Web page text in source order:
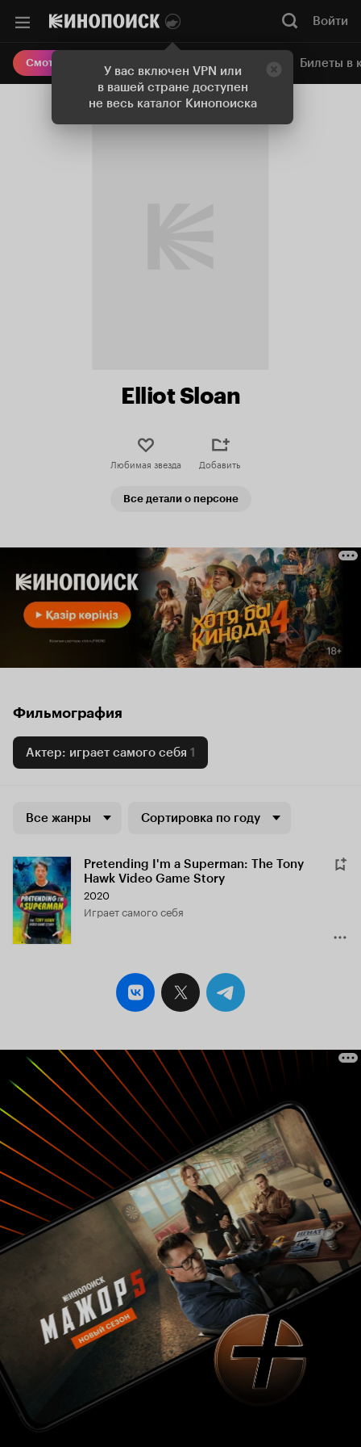
У вас включен VPN или
в вашей стране доступен
не весь каталог Кинопоиска
Войти
Смотреть кино Онлайн-кинотеатр Билеты в
Elliot Sloan
Любимая звезда Добавить
Все детали о персоне
Фильмография
Актер: играет самого себя 1
Все жанры Сортировка по году
Pretending I'm a Superman: The Tony
Hawk Video Game Story
2020
играет самого себя